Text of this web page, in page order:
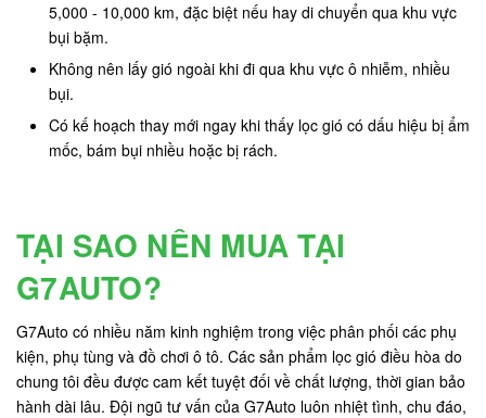
5,000 - 10,000 km, đặc biệt nếu hay di chuyển qua khu vực
bụi bặm.
Không nên lấy gió ngoài khi đi qua khu vực ô nhiễm, nhiều
bụi.
Có kế hoạch thay mới ngay khi thấy lọc gió có dấu hiệu bị ẩm
mốc, bám bụi nhiều hoặc bị rách.
TẠI SAO NÊN MUA TẠI
G7AUTO?
G7Auto có nhiều năm kinh nghiệm trong việc phân phối các phụ
kiện, phụ tùng và đồ chơi ô tô. Các sản phẩm lọc gió điều hòa do
chung tôi đều được cam kết tuyệt đối về chất lượng, thời gian bảo
hành dài lâu. Đội ngũ tư vấn của G7Auto luôn nhiệt tình, chu đáo,